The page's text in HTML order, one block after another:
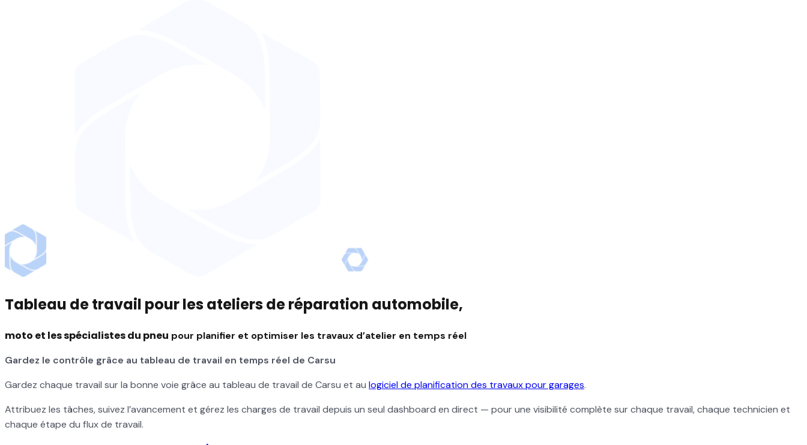
Tableau de travail pour les ateliers de réparation automobile,
moto et les spécialistes du pneu pour planifier et optimiser les travaux d’atelier en temps réel
Gardez le contrôle grâce au tableau de travail en temps réel de Carsu
Gardez chaque travail sur la bonne voie grâce au tableau de travail de Carsu et au logiciel de planification des travaux pour garages.
Attribuez les tâches, suivez l’avancement et gérez les charges de travail depuis un seul dashboard en direct — pour une visibilité complète sur chaque travail, chaque technicien et
chaque étape du flux de travail.